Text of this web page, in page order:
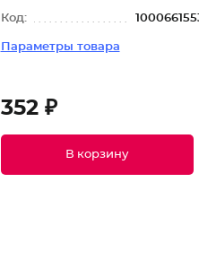
Код:
Параметры товара
352 ₽
В корзину